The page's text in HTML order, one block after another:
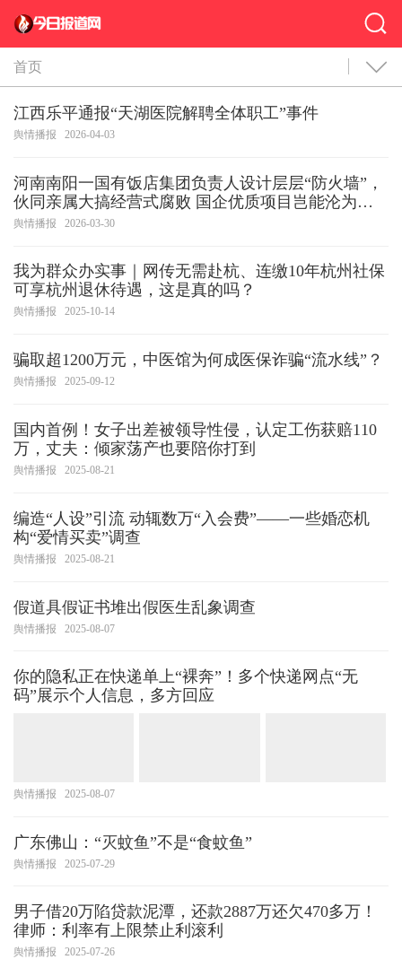
首页
江西乐平通报“天湖医院解聘全体职工”事件
舆情播报 2026-04-03
河南南阳一国有饭店集团负责人设计层层“防火墙”，
伙同亲属大搞经营式腐败 国企优质项目岂能沦为个
人提款机（不断提高反腐败穿透力）
舆情播报 2026-03-30
我为群众办实事｜网传无需赴杭、连缴10年杭州社保
可享杭州退休待遇，这是真的吗？
舆情播报 2025-10-14
骗取超1200万元，中医馆为何成医保诈骗“流水线”？
舆情播报 2025-09-12
国内首例！女子出差被领导性侵，认定工伤获赔110
万，丈夫：倾家荡产也要陪你打到
舆情播报 2025-08-21
编造“人设”引流 动辄数万“入会费”——一些婚恋机
构“爱情买卖”调查
舆情播报 2025-08-21
假道具假证书堆出假医生乱象调查
舆情播报 2025-08-07
你的隐私正在快递单上“裸奔”！多个快递网点“无
码”展示个人信息，多方回应
舆情播报 2025-08-07
广东佛山：“灭蚊鱼”不是“食蚊鱼”
舆情播报 2025-07-29
男子借20万陷贷款泥潭，还款2887万还欠470多万！
律师：利率有上限禁止利滚利
舆情播报 2025-07-26